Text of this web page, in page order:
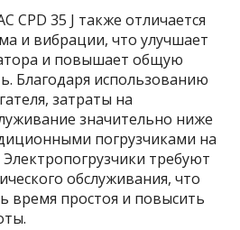
CPD 35 J также отличается
и вибрации, что улучшает
и повышает общую
Благодаря использованию
затраты на
значительно ниже
погрузчиками на
требуют
обслуживания, что
время простоя и повысить